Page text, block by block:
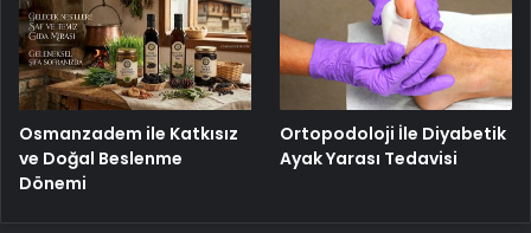
Osmanzadem ile Katkısız
ve Doğal Beslenme
Dönemi
Ortopodoloji İle Diyabetik
Ayak Yarası Tedavisi